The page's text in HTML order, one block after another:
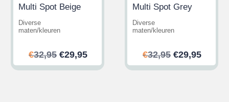
Multi Spot Beige
Diverse
maten/kleuren
€32,95 Ursprünglicher
Preis
€29,95Aktueller
Preis
Multi Spot Grey
Diverse
maten/kleuren
€32,95
Preis
€29,95
Preis